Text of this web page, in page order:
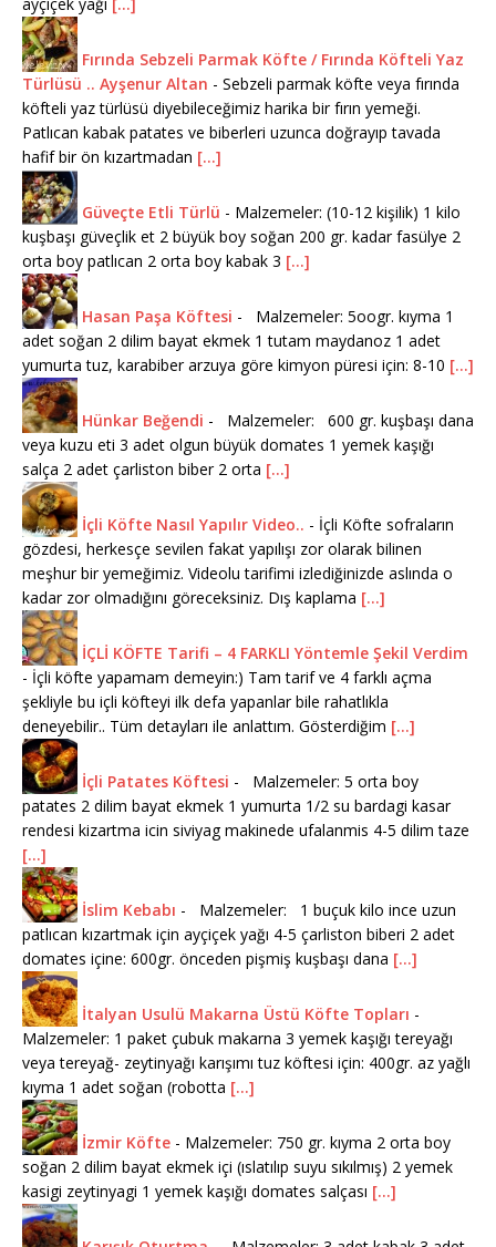
Fırında Sebzeli Parmak Köfte / Fırında Köfteli Yaz
Türlüsü .. Ayşenur Altan - Sebzeli parmak köfte veya fırında
köfteli yaz türlüsü diyebileceğimiz harika bir fırın yemeği.
Patlıcan kabak patates ve biberleri uzunca doğrayıp tavada
hafif bir ön kızartmadan [...]
Güveçte Etli Türlü - Malzemeler: (10-12 kişilik) 1 kilo
kuşbaşı güveçlik et 2 büyük boy soğan 200 gr. kadar fasülye 2
orta boy patlıcan 2 orta boy kabak 3 [...]
Hasan Paşa Köftesi -
Malzemeler: 5oogr. kıyma 1
adet soğan 2 dilim bayat ekmek 1 tutam maydanoz 1 adet
yumurta tuz, karabiber arzuya göre kimyon püresi için: 8-10 [...]
Hünkar Beğendi -
Malzemeler: 600 gr. kuşbaşı dana
veya kuzu eti 3 adet olgun büyük domates 1 yemek kaşığı
salça 2 adet çarliston biber 2 orta [...]
İçli Köfte Nasıl Yapılır Video.. - İçli Köfte sofraların
gözdesi, herkesçe sevilen fakat yapılışı zor olarak bilinen
meşhur bir yemeğimiz. Videolu tarifimi izlediğinizde aslında o
kadar zor olmadığını göreceksiniz. Dış kaplama [...]
İÇLİ KÖFTE Tarifi – 4 FARKLI Yöntemle Şekil Verdim
- İçli köfte yapamam demeyin:) Tam tarif ve 4 farklı açma
şekliyle bu içli köfteyi ilk defa yapanlar bile rahatlıkla
deneyebilir.. Tüm detayları ile anlattım. Gösterdiğim [...]
İçli Patates Köftesi -
Malzemeler: 5 orta boy
patates 2 dilim bayat ekmek 1 yumurta 1/2 su bardagi kasar
rendesi kizartma icin siviyag makinede ufalanmis 4-5 dilim taze
[...]
İslim Kebabı -
Malzemeler: 1 buçuk kilo ince uzun
patlıcan kızartmak için ayçiçek yağı 4-5 çarliston biberi 2 adet
domates içine: 600gr. önceden pişmiş kuşbaşı dana [...]
İtalyan Usulü Makarna Üstü Köfte Topları -
Malzemeler: 1 paket çubuk makarna 3 yemek kaşığı tereyağı
veya tereyağ- zeytinyağı karışımı tuz köftesi için: 400gr. az yağlı
kıyma 1 adet soğan (robotta [...]
İzmir Köfte - Malzemeler: 750 gr. kıyma 2 orta boy
soğan 2 dilim bayat ekmek içi (ıslatılıp suyu sıkılmış) 2 yemek
kasigi zeytinyagi 1 yemek kaşığı domates salçası [...]